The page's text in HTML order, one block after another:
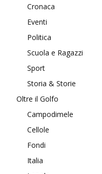
Cronaca
Eventi
Politica
Scuola e Ragazzi
Sport
Storia & Storie
Oltre il Golfo
Campodimele
Cellole
Fondi
Italia